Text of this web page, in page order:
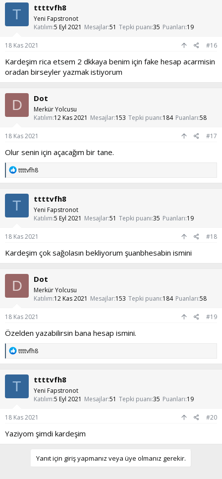
T ttttvfh8
Yeni Fapstronot
Katılım 5 Eyl 2021 Mesajlar51 Tepki puanı 35 Puanları 19
18 Kas 2021 #16
Kardeşim rica etsem 2 dkkaya benim için fake hesap acarmisin
oradan birseyler yazmak istiyorum
D Dot
Merkür Yolcusu
Katılım 12 Kas 2021 Mesajlar 153 Tepki puanı 184 Puanları 58
18 Kas 2021 #17
Olur senin için açacağım bir tane.
T
p
k
i
e
ttttvfh8
T ttttvfh8
Yeni Fapstronot
Katılım 5 Eyl 2021 Mesajlar51 Tepki puanı 35 Puanları 19
18 Kas 2021 #18
Kardeşim çok sağolasın bekliyorum şuanbhesabin ismini
D Dot
Merkür Yolcusu
Katılım 12 Kas 2021 Mesajlar 153 Tepki puanı 184 Puanları 58
18 Kas 2021 #19
Özelden yazabilirsin bana hesap ismini.
T
p
k
i
e
ttttvfh8
T ttttvfh8
Yeni Fapstronot
Katılım 5 Eyl 2021 Mesajlar51 Tepki puanı 35 Puanları 19
18 Kas 2021 #20
Yaziyom şimdi kardeşim
Yanıt için giriş yapmanız veya üye olmanız gerekir.